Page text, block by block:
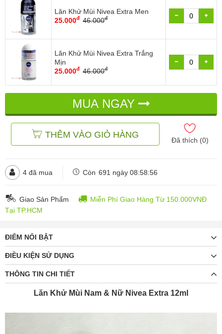
Lăn Khử Mùi Nivea Extra Men
25.000đ 46.000đ
Lăn Khử Mùi Nivea Extra Trắng
Mịn
25.000đ 46.000đ
MUA NGAY
THÊM VÀO GIỎ HÀNG
Đã thích (0)
4 đã mua Còn 691 ngày 08:58:54
Giao Sản Phẩm
Miễn Phí Giao Hàng Từ 150.000VNĐ
Tại TP.HCM
ĐIỂM NỔI BẬT
ĐIỀU KIỆN SỬ DỤNG
THÔNG TIN CHI TIẾT
Lăn Khử Mùi Nam & Nữ Nivea Extra 12ml